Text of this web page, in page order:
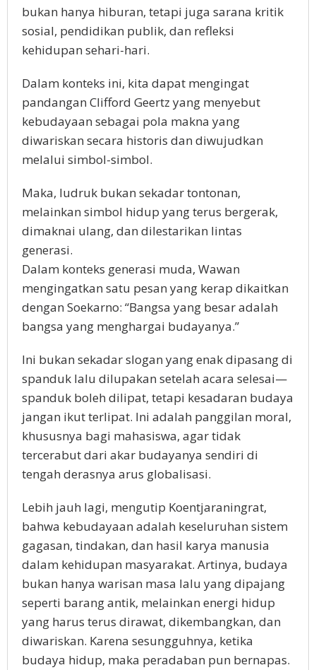
bukan hanya hiburan, tetapi juga sarana kritik
sosial, pendidikan publik, dan refleksi
kehidupan sehari-hari.
Dalam konteks ini, kita dapat mengingat
pandangan Clifford Geertz yang menyebut
kebudayaan sebagai pola makna yang
diwariskan secara historis dan diwujudkan
melalui simbol-simbol.
Maka, ludruk bukan sekadar tontonan,
melainkan simbol hidup yang terus bergerak,
dimaknai ulang, dan dilestarikan lintas
generasi.
Dalam konteks generasi muda, Wawan
mengingatkan satu pesan yang kerap dikaitkan
dengan Soekarno: “Bangsa yang besar adalah
bangsa yang menghargai budayanya.”
Ini bukan sekadar slogan yang enak dipasang di
spanduk lalu dilupakan setelah acara selesai—
spanduk boleh dilipat, tetapi kesadaran budaya
jangan ikut terlipat. Ini adalah panggilan moral,
khususnya bagi mahasiswa, agar tidak
tercerabut dari akar budayanya sendiri di
tengah derasnya arus globalisasi.
Lebih jauh lagi, mengutip Koentjaraningrat,
bahwa kebudayaan adalah keseluruhan sistem
gagasan, tindakan, dan hasil karya manusia
dalam kehidupan masyarakat. Artinya, budaya
bukan hanya warisan masa lalu yang dipajang
seperti barang antik, melainkan energi hidup
yang harus terus dirawat, dikembangkan, dan
diwariskan. Karena sesungguhnya, ketika
budaya hidup, maka peradaban pun bernapas.